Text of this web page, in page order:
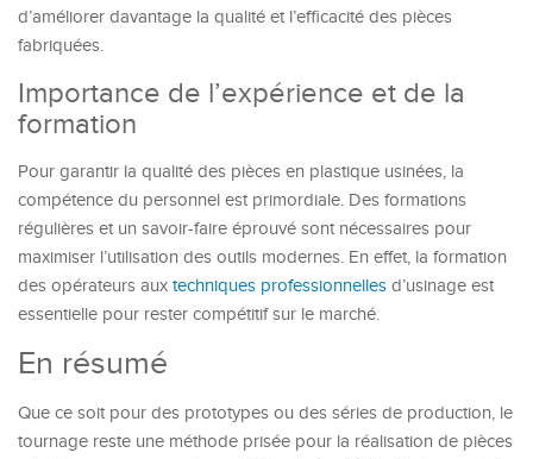
d’améliorer davantage la qualité et l’efficacité des pièces
fabriquées.
Importance de l’expérience et de la
formation
Pour garantir la qualité des pièces en plastique usinées, la
compétence du personnel est primordiale. Des formations
régulières et un savoir-faire éprouvé sont nécessaires pour
maximiser l’utilisation des outils modernes. En effet, la formation
des opérateurs aux techniques professionnelles d’usinage est
essentielle pour rester compétitif sur le marché.
En résumé
Que ce soit pour des prototypes ou des séries de production, le
tournage reste une méthode prisée pour la réalisation de pièces